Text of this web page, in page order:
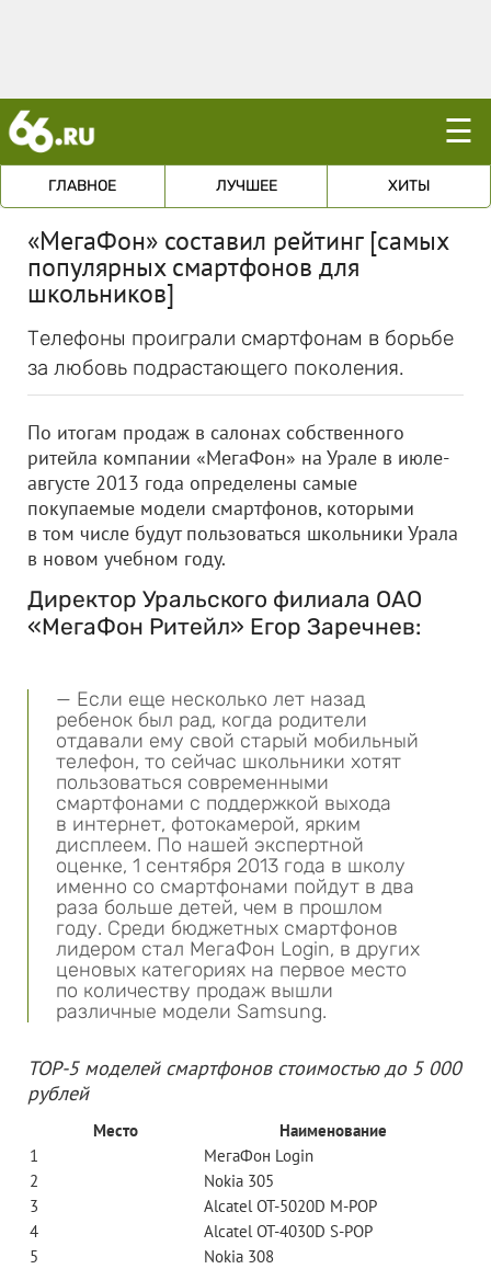
☰
ГЛАВНОЕ ЛУЧШЕЕ ХИТЫ
«МегаФон» составил рейтинг [самых
популярных смартфонов для
школьников]
Телефоны проиграли смартфонам в борьбе
за любовь подрастающего поколения.
По итогам продаж в салонах собственного
ритейла компании «МегаФон» на Урале в июле-
августе 2013 года определены самые
покупаемые модели смартфонов, которыми
в том числе будут пользоваться школьники Урала
в новом учебном году.
Директор Уральского филиала ОАО
«МегаФон Ритейл» Егор Заречнев:
— Если еще несколько лет назад
ребенок был рад, когда родители
отдавали ему свой старый мобильный
телефон, то сейчас школьники хотят
пользоваться современными
смартфонами с поддержкой выхода
в интернет, фотокамерой, ярким
дисплеем. По нашей экспертной
оценке, 1 сентября 2013 года в школу
именно со смартфонами пойдут в два
раза больше детей, чем в прошлом
году. Среди бюджетных смартфонов
лидером стал МегаФон Login, в других
ценовых категориях на первое место
по количеству продаж вышли
различные модели Samsung.
ТОР-5 моделей смартфонов стоимостью до 5 000
рублей
Место
Наименование
1
МегаФон Login
2
Nokia 305
3
Alcatel OT-5020D M-POP
4
Alcatel OT-4030D S-POP
5
Nokia 308